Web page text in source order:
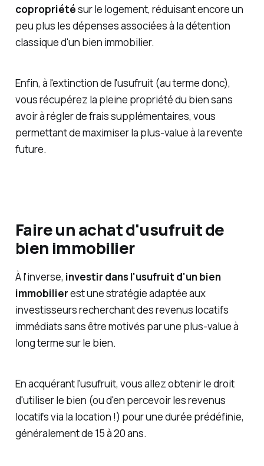
copropriétésur le logement, réduisant encore un
peu plus les dépenses associées à la détention
classique d'un bien immobilier.
Enfin, à l'extinction de l'usufruit (au terme donc),
vous récupérez la pleine propriété du bien sans
avoir à régler de frais supplémentaires, vous
permettant de maximiser la plus-value à la revente
future.
Faire un achat d'usufruit de
bien immobilier
À l'inverse, investir dans l'usufruit d'un bien
immobilierest une stratégie adaptée aux
investisseurs recherchant des revenus locatifs
immédiats sans être motivés par une plus-value à
long terme sur le bien.
En acquérant l'usufruit, vous allez obtenir le droit
d'utiliser le bien (ou d'en percevoir les revenus
locatifs via la location !) pour une durée prédéfinie,
généralement de 15 à 20 ans.